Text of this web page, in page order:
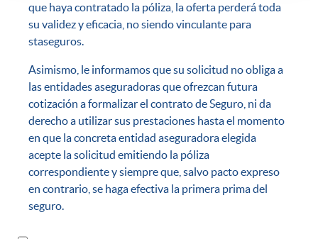
que haya contratado la póliza, la oferta perderá toda
su validez y eficacia, no siendo vinculante para
staseguros.
Asimismo, le informamos que su solicitud no obliga a
las entidades aseguradoras que ofrezcan futura
cotización a formalizar el contrato de Seguro, ni da
derecho a utilizar sus prestaciones hasta el momento
en que la concreta entidad aseguradora elegida
acepte la solicitud emitiendo la póliza
correspondiente y siempre que, salvo pacto expreso
en contrario, se haga efectiva la primera prima del
seguro.